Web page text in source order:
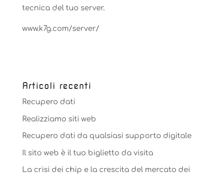
tecnica del tuo server.
www.k7g.com/server/
Articoli recenti
Recupero dati
Realizziamo siti web
Recupero dati da qualsiasi supporto digitale
Il sito web è il tuo biglietto da visita
La crisi dei chip e la crescita del mercato dei